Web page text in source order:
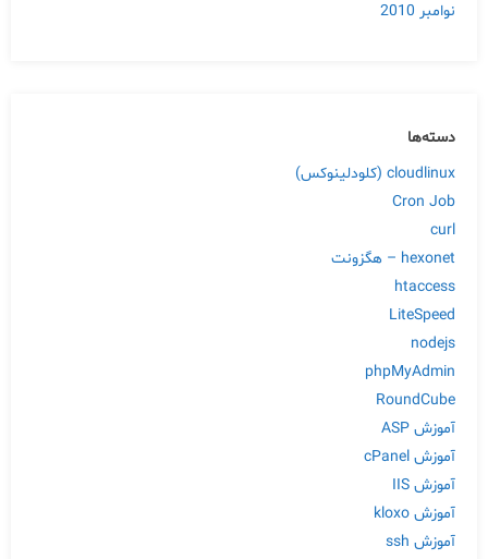
نوامبر 2010
دسته‌ها
cloudlinux (کلودلینوکس)
Cron Job
curl
hexonet – هگزونت
htaccess
LiteSpeed
nodejs
phpMyAdmin
RoundCube
آموزش ASP
آموزش cPanel
آموزش IIS
آموزش kloxo
آموزش ssh